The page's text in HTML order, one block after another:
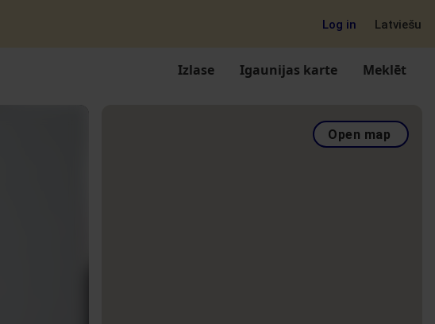
Log in Latviešu
Izlase Igaunijas karte Meklēt
Open map